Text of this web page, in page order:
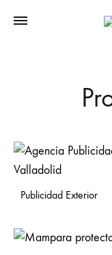
Publicidad Exterior